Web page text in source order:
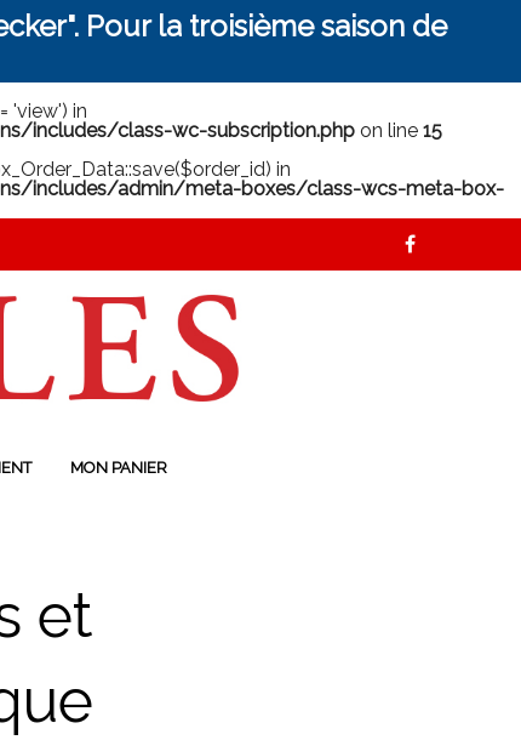
Pour la troisième saison de
'view') in
includes/class-wc-subscription.php on line 15
in
includes/admin/meta-boxes/class-wcs-meta-box-
MON PANIER
et